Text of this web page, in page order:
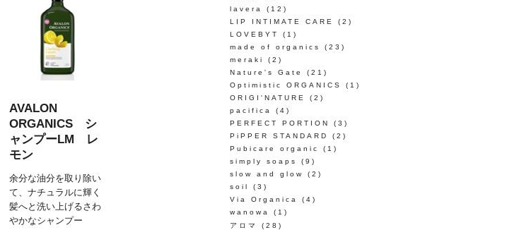
AVALON
ORGANICS シ
ャンプーLM レ
モン
余分な油分を取り除い
て、ナチュラルに輝く
髪へと洗い上げるさわ
やかなシャンプー
lavera
(12)
LIP INTIMATE CARE
(2)
LOVEBYT
(1)
made of organics
(23)
meraki
(2)
Nature's Gate
(21)
Optimistic ORGANICS
(1)
ORIGI'NATURE
(2)
pacifica
(4)
PERFECT PORTION
(3)
PiPPER STANDARD
(2)
Pubicare organic
(1)
simply soaps
(9)
slow and glow
(2)
soil
(3)
Via Organica
(4)
wanowa
(1)
アロマ
(28)